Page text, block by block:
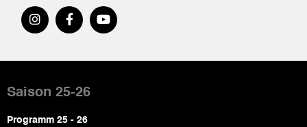
de
page
Saison 25-26
Programm 25 - 26